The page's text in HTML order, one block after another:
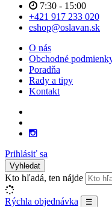
7:30 - 15:00
+421 917 233 020
eshop@oslavan.sk
O nás
Obchodné
Poradňa
Rady a tipy
Kontakt
Prihlásiť sa
Vyhledat
Kto hľadá, ten nájde
Rýchla objednávka
☰